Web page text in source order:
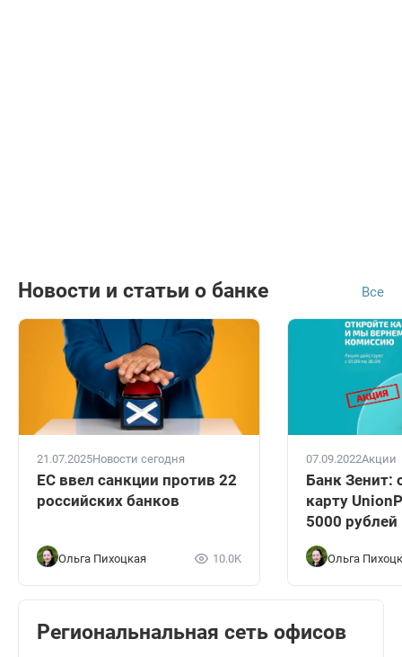
Новости и статьи о банке Все
21.07.2025Новости сегодня
ЕС ввел санкции против 22
российских банков
Ольга Пихоцкая 10.0K
07.09.2022Акции
Банк Зенит:
карту
5000 рублей
Ольга
Региональнальная сеть офисов